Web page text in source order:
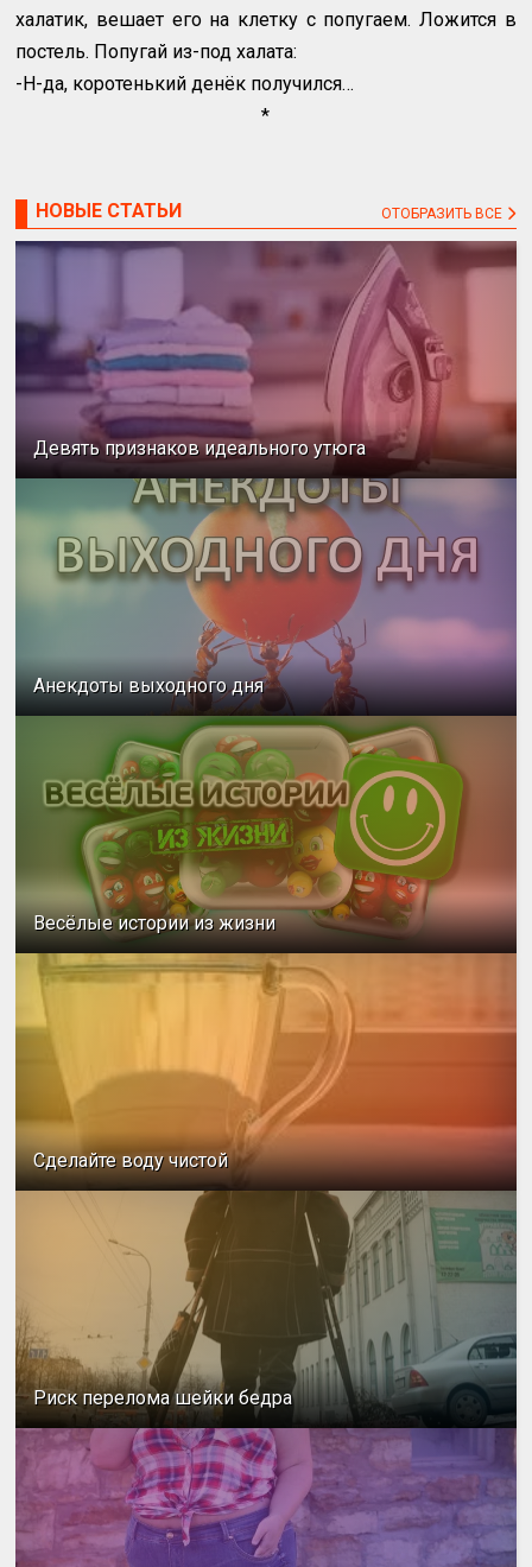
халатик, вешает его на клетку с попугаем. Ложится в
постель. Попугай из-под халата:
-Н-да, коротенький денёк получился…
*
НОВЫЕ СТАТЬИ ОТОБРАЗИТЬ ВСЕ
Девять признаков идеального утюга
Анекдоты выходного дня
Весёлые истории из жизни
Сделайте воду чистой
Риск перелома шейки бедра